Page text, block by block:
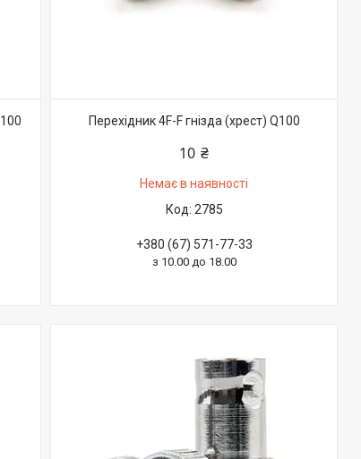
Перехідник 4F-F гнізда (хрест) Q100
10 ₴
Немає в наявності
2785
+380 (67) 571-77-33
з 10.00 до 18.00